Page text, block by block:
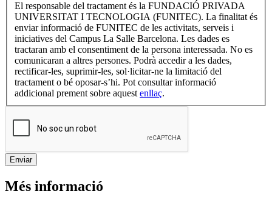
El responsable del tractament és la FUNDACIÓ PRIVADA
UNIVERSITAT I TECNOLOGIA (FUNITEC). La finalitat és
enviar informació de FUNITEC de les activitats, serveis i
iniciatives del Campus La Salle Barcelona. Les dades es
tractaran amb el consentiment de la persona interessada. No es
comunicaran a altres persones. Podrà accedir a les dades,
rectificar-les, suprimir-les, sol·licitar-ne la limitació del
tractament o bé oposar-s’hi. Pot consultar informació
addicional prement sobre aquest enllaç.
Més informació